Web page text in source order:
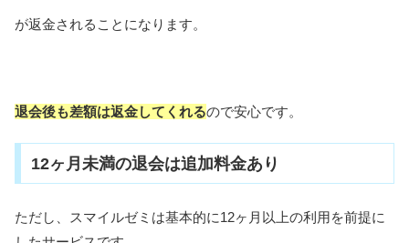
が返金されることになります。
退会後も差額は返金してくれるので安心です。
12ヶ月未満の退会は追加料金あり
ただし、スマイルゼミは基本的に12ヶ月以上の利用を前提に